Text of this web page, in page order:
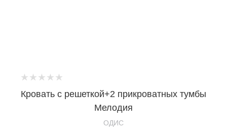
Кровать с решеткой+2 прикроватных тумбы
Мелодия
OДИС